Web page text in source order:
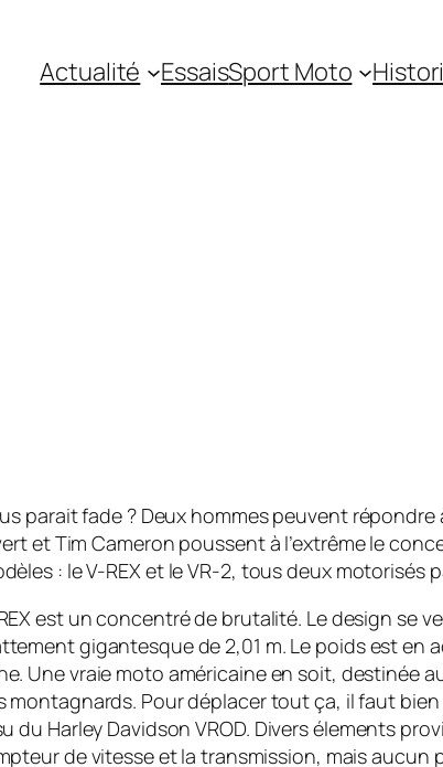
Actualité EssaisSport Moto
parait fade ? Deux hommes peuvent
et Tim Cameron poussent à l’extrême le
: le V-REX et le VR-2, tous deux motorisés
est un concentré de brutalité. Le design se
gigantesque de 2,01 m. Le poids est en
Une vraie moto américaine en soit, destinée
montagnards. Pour déplacer tout ça, il faut
du Harley Davidson VROD. Divers élements
de vitesse et la transmission, mais